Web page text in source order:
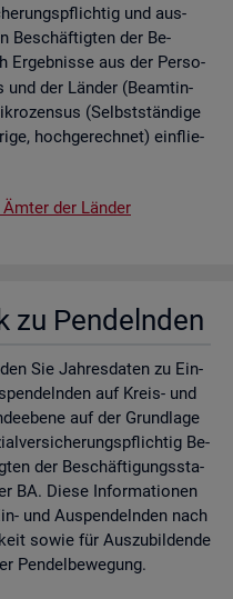
und aus­
Be­schäf­tig­ten der Be­
Er­geb­nis­se aus der Per­so­
und der Län­der (Be­am­tin­
(Selbst­stän­di­ge
hoch­ge­rech­net) ein­flie­
der Län­der
zu Pen­deln­den
Sie Jah­res­da­ten zu Ein-
auf Kreis- und
auf der Grund­la­ge
Be­
der Be­schäf­ti­gungs­sta­
BA. Diese In­for­ma­tio­nen
und Aus­pen­deln­den nach
sowie für Aus­zu­bil­den­de
Pen­del­be­we­gung.